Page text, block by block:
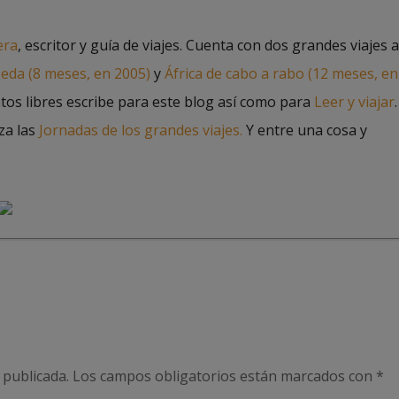
, escritor y guía de viajes. Cuenta con dos grandes viajes a
(8 meses, en 2005) yÁfrica de cabo a rabo (12 meses, en
libres escribe para este blog así como para Leer y viajar.
las Jornadas de los grandes viajes. Y entre una cosa y
Los campos obligatorios están marcados con *